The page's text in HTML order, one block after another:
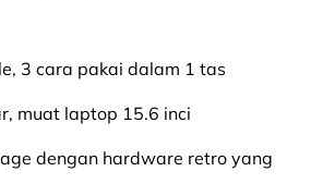
3 cara pakai dalam 1 tas
muat laptop 15.6 inci
dengan hardware retro yang